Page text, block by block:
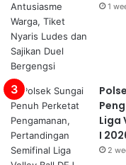
1
Liga
I
2